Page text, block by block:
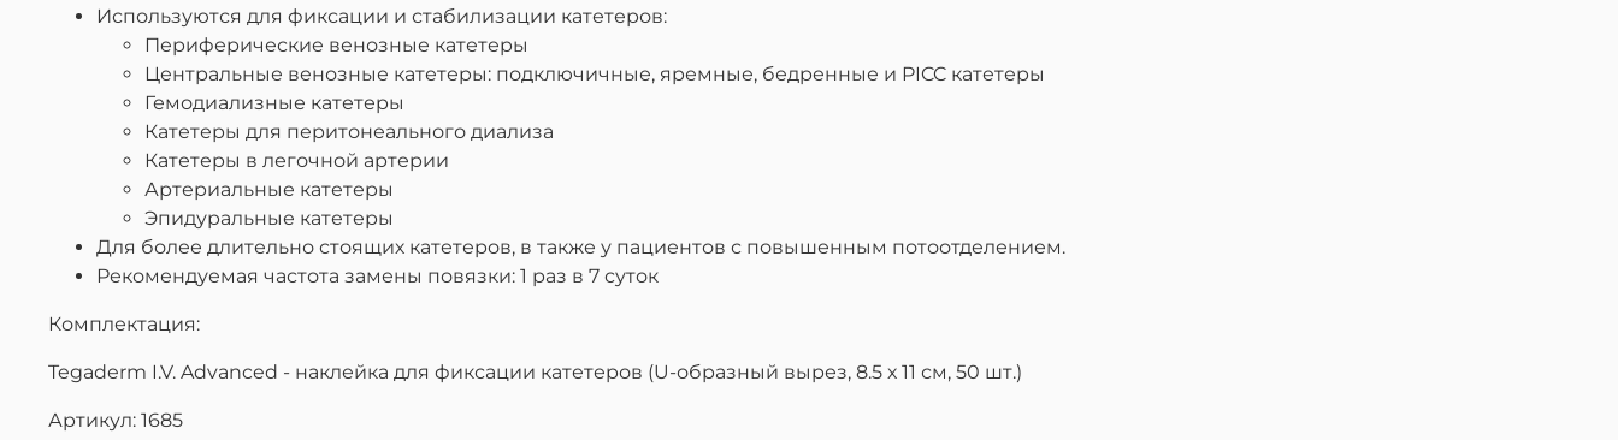
Используются для фиксации и стабилизации катетеров:
Периферические венозные катетеры
Центральные венозные катетеры: подключичные, яремные, бедренные и PICC катетеры
Гемодиализные катетеры
Катетеры для перитонеального диализа
Катетеры в легочной артерии
Артериальные катетеры
Эпидуральные катетеры
Для более длительно стоящих катетеров, в также у пациентов с повышенным потоотделением.
Рекомендуемая частота замены повязки: 1 раз в 7 суток
Комплектация:
Tegaderm I.V. Advanced - наклейка для фиксации катетеров (U-образный вырез, 8.5 х 11 см, 50 шт.)
Артикул: 1685